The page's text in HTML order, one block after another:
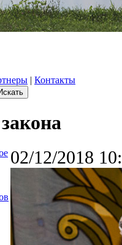
| Контакты
02/12/2018